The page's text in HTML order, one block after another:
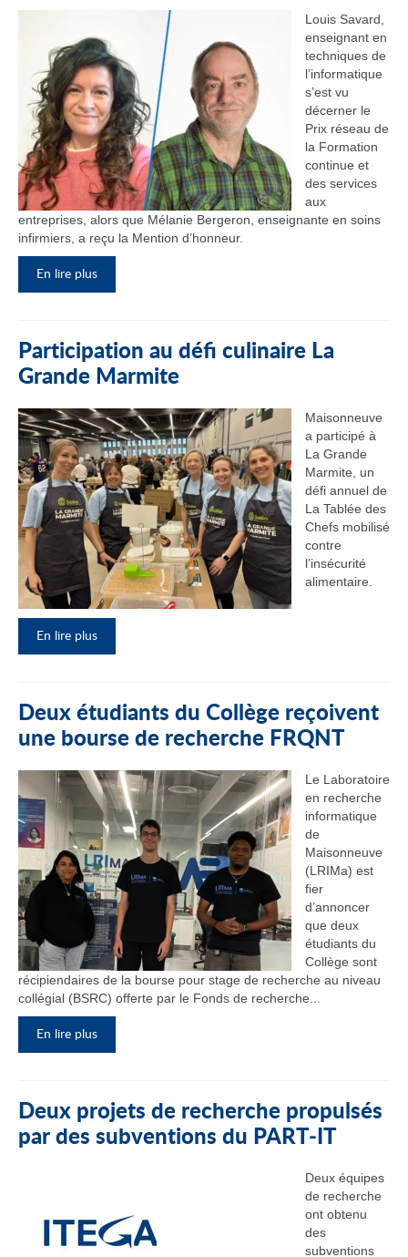
Louis Savard,
enseignant en
techniques de
l’informatique
s’est vu
décerner le
Prix réseau de
la Formation
continue et
des services
aux
entreprises, alors que Mélanie Bergeron, enseignante en soins
infirmiers, a reçu la Mention d’honneur.
En lire plus
Participation au défi culinaire La
Grande Marmite
Maisonneuve
a participé à
La Grande
Marmite, un
défi annuel de
La Tablée des
Chefs mobilisé
contre
l’insécurité
alimentaire.
En lire plus
Deux étudiants du Collège reçoivent
une bourse de recherche FRQNT
Le Laboratoire
en recherche
informatique
de
Maisonneuve
(LRIMa) est
fier
d’annoncer
que deux
étudiants du
Collège sont
récipiendaires de la bourse pour stage de recherche au niveau
collégial (BSRC) offerte par le Fonds de recherche...
En lire plus
Deux projets de recherche propulsés
par des subventions du PART‑IT
Deux équipes
de recherche
ont obtenu
des
subventions